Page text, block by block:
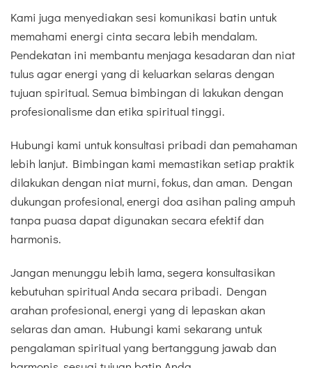
Kami juga menyediakan sesi komunikasi batin untuk
memahami energi cinta secara lebih mendalam.
Pendekatan ini membantu menjaga kesadaran dan niat
tulus agar energi yang di keluarkan selaras dengan
tujuan spiritual. Semua bimbingan di lakukan dengan
profesionalisme dan etika spiritual tinggi.
Hubungi kami untuk konsultasi pribadi dan pemahaman
lebih lanjut. Bimbingan kami memastikan setiap praktik
dilakukan dengan niat murni, fokus, dan aman. Dengan
dukungan profesional, energi doa asihan paling ampuh
tanpa puasa dapat digunakan secara efektif dan
harmonis.
Jangan menunggu lebih lama, segera konsultasikan
kebutuhan spiritual Anda secara pribadi. Dengan
arahan profesional, energi yang di lepaskan akan
selaras dan aman. Hubungi kami sekarang untuk
pengalaman spiritual yang bertanggung jawab dan